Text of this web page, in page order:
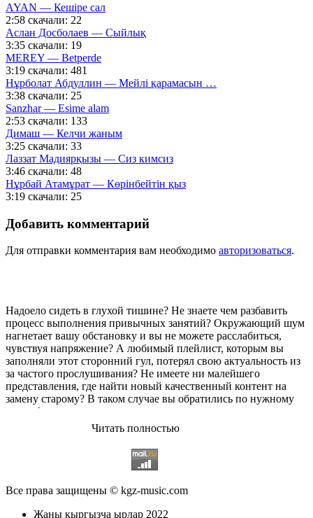
AYAN — Кешіре сал
2:58 скачали: 22
Аслан Досболаев — Сыйлық
3:35 скачали: 19
MEREY — Betperde
3:19 скачали: 481
Нұрболат Абдуллин — Мейлі қарамасын …
3:38 скачали: 25
Sanzhar — Esime alam
2:53 скачали: 133
Димаш — Келчи жаным
3:25 скачали: 33
Лаззат Мадиярқызы — Сиз кимсиз
3:46 скачали: 48
Нұрбай Атамұрат — Көрінбейтін қыз
3:19 скачали: 25
Добавить комментарий
Для отправки комментария вам необходимо авторизоваться.
Надоело сидеть в глухой тишине? Не знаете чем разбавить
процесс выполнения привычных занятий? Окружающий шум
нагнетает вашу обстановку и вы не можете расслабиться,
чувствуя напряжение? А любимый плейлист, которым вы
заполняли этот сторонний гул, потерял свою актуальность из
за частого прослушивания? Не имеете ни малейшего
представления, где найти новый качественный контент на
замену старому? В таком случае вы обратились по нужному
адресу!
Музыкальный портал KGZ Musicс большой радостью
приветствует своих старых и новых слушателей! Специально
для вас мы заготовили чудесную подборку самых лучших
песен всех времён во всех жанровых стилистиках. Огромное
количество старых и новых треков, самые востребованные и
популярные композиции отечественных и зарубежных
исполнителей на музыкальном портале KGZ Music!
Читать полностью
Все права защищены © kgz-music.com
Жаны кыргызча ырлар 2022